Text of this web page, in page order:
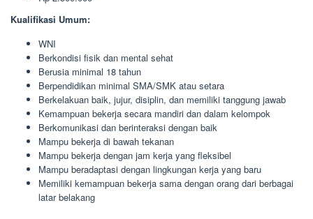
Kualifikasi Umum:
WNI
Berkondisi fisik dan mental sehat
Berusia minimal 18 tahun
Berpendidikan minimal SMA/SMK atau setara
Berkelakuan baik, jujur, disiplin, dan memiliki tanggung jawab
Kemampuan bekerja secara mandiri dan dalam kelompok
Berkomunikasi dan berinteraksi dengan baik
Mampu bekerja di bawah tekanan
Mampu bekerja dengan jam kerja yang fleksibel
Mampu beradaptasi dengan lingkungan kerja yang baru
Memiliki kemampuan bekerja sama dengan orang dari berbagai
latar belakang